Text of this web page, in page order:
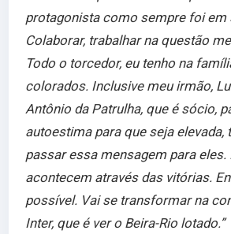
protagonista como sempre foi em
Colaborar, trabalhar na questão
Todo o torcedor, eu tenho na
colorados. Inclusive meu irmão,
Antônio da Patrulha, que é sócio,
autoestima para que seja elevada,
passar essa mensagem para eles.
acontecem através das vitórias.
possível. Vai se transformar na
Inter, que é ver o Beira-Rio lotado.”